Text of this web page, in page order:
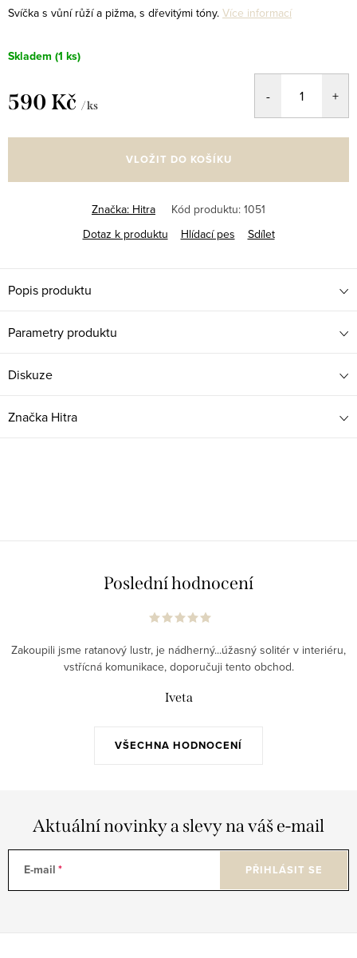
Svíčka s vůní růží a pižma, s dřevitými tóny. Více informací
Skladem (1 ks)
590 Kč / ks
cena:
VLOŽIT DO KOŠÍKU
Značka: Hitra Kód produktu: 1051
Dotaz k produktu
Hlídací pes Sdílet
Popis produktu
Parametry produktu
Diskuze
Značka Hitra
Poslední hodnocení
VŠECHNA HODNOCENÍ
Zakoupili jsme ratanový lustr, je nádherný...úžasný solitér v interiéru,
vstřícná komunikace, doporučuji tento obchod.
Iveta
Aktuální novinky a slevy na váš e-mail
E-mail PŘIHLÁSIT SE